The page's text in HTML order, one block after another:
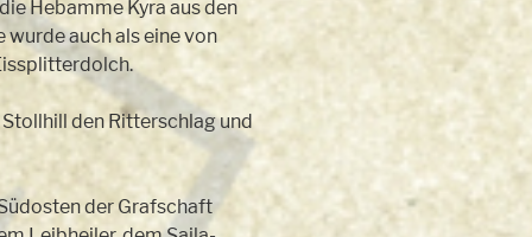
Hebamme Kyra aus den
wurde auch als eine von
den Ritterschlag und
der Grafschaft